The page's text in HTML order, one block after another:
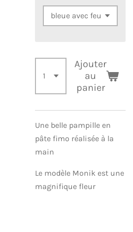
Ajouter
au
panier
Une belle pampille en
pâte fimo réalisée à la
main
Le modèle Monik est une
magnifique fleur